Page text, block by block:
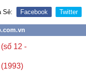
Sẻ: Facebook Twitter
12 -